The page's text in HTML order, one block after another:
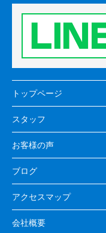
トップページ
スタッフ
お客様の声
ブログ
アクセスマップ
会社概要